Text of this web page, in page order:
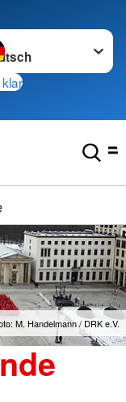
wechseln zu
M. Handelmann / DRK e.V.